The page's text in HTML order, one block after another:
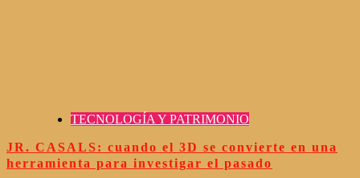
TECNOLOGÍA Y PATRIMONIO
JR. CASALS: cuando el 3D se convierte en una
herramienta para investigar el pasado